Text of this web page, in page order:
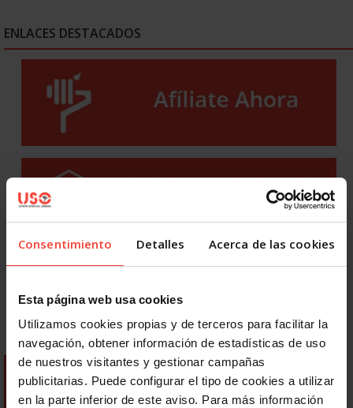
Consentimiento Detalles Acerca de las cookies
Esta página web usa cookies
Utilizamos cookies propias y de terceros para facilitar la
navegación, obtener información de estadísticas de uso
de nuestros visitantes y gestionar campañas
publicitarias. Puede configurar el tipo de cookies a utilizar
en la parte inferior de este aviso. Para más información
ENLACES DESTACADOS